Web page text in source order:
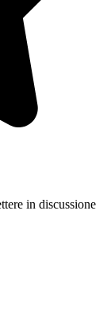
in discussione